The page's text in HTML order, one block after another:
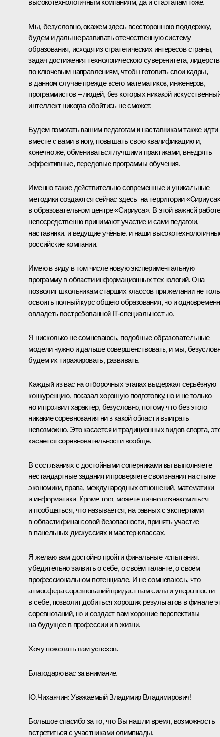
высокотехнологичным компаниям, да и стартапам тоже.
Мы, безусловно, окажем здесь всестороннюю поддержку,
будем и дальше развивать отечественную систему
образования, исходя из стратегических интересов страны,
задач достижения технологического суверенитета,
по ключевым направлениям, чтобы готовить свои кадры,
в данном случае прежде всего математиков, инженеров,
программистов – людей, без которых никакой
интеллект никогда обойтись не сможет.
Будем помогать вашим педагогам и наставникам также идти
вместе с вами в ногу, повышать свою квалификацию и,
конечно же, обмениваться лучшими практиками, внедрять
эффективные, передовые программы обучения.
Именно такие действительно современные и уникальные
методики создаются сейчас здесь, на территории
в образовательном центре «Сириуса». В этой важной работе
непосредственно принимают участие и сами педагоги,
наставники, и ведущие учёные, и наши
российские компании.
Имею в виду в том числе новую экспериментальную
программу в области информационных технологий. Она
позволит школьникам старших классов при желании не
освоить полный курс общего образования, но и
овладеть востребованной IT-специальностью.
Я нисколько не сомневаюсь, подобные образовательные
модели нужно и дальше совершенствовать, и мы,
будем их тиражировать, развивать.
Каждый из вас на отборочных этапах выдержал серьёзную
конкуренцию, показал хорошую подготовку, но и не только –
но и проявил характер, безусловно, потому что без этого
никакие соревнования ни в какой области выиграть
невозможно. Это касается и традиционных видов спорта,
касается соревновательности вообще.
В состязаниях с достойными соперниками вы выполняете
нестандартные задания и проверяете свои знания на стыке
экономики, права, международных отношений, математики
и информатики. Кроме того, можете лично познакомиться
и пообщаться, что называется, на равных с экспертами
в области финансовой безопасности, принять участие
в панельных дискуссиях и мастер-классах.
Я желаю вам достойно пройти финальные испытания,
убедительно заявить о себе, о своём таланте, о своём
профессиональном потенциале. И не сомневаюсь, что
атмосфера соревнований придаст вам силы и уверенности
в себе, позволит добиться хороших результатов в финале
соревнований, но и создаст вам хорошие перспективы
на будущее в профессии и в жизни.
Хочу пожелать вам успехов.
Благодарю вас за внимание.
Ю.Чиханчин: Уважаемый Владимир Владимирович!
Большое спасибо за то, что Вы нашли время, возможность
встретиться с участниками олимпиады.